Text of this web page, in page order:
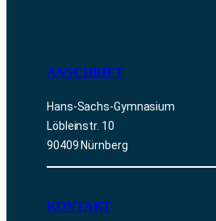
ANSCHRIFT
Hans-Sachs-Gymnasium
Löbleinstr. 10
90409 Nürnberg
KONTAKT